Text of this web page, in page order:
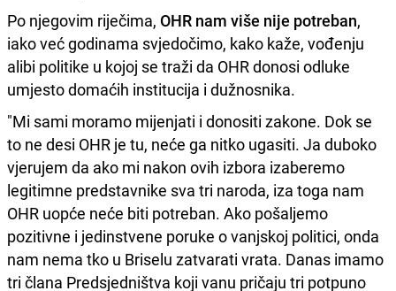
Po njegovim riječima, OHR nam više nije potreban,
iako već godinama svjedočimo, kako kaže, vođenju
alibi politike u kojoj se traži da OHR donosi odluke
umjesto domaćih institucija i dužnosnika.
"Mi sami moramo mijenjati i donositi zakone. Dok se
to ne desi OHR je tu, neće ga nitko ugasiti. Ja duboko
vjerujem da ako mi nakon ovih izbora izaberemo
legitimne predstavnike sva tri naroda, iza toga nam
OHR uopće neće biti potreban. Ako pošaljemo
pozitivne i jedinstvene poruke o vanjskoj politici, onda
nam nema tko u Briselu zatvarati vrata. Danas imamo
tri člana Predsjedništva koji vanu pričaju tri potpuno